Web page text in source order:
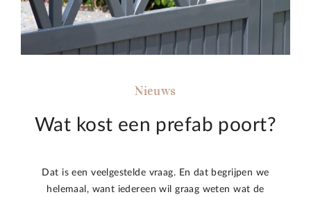
Nieuws
Wat kost een prefab poort?
Dat is een veelgestelde vraag. En dat begrijpen we
helemaal, want iedereen wil graag weten wat de